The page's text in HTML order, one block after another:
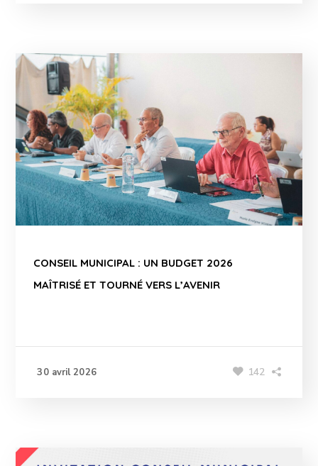
CONSEIL MUNICIPAL : UN BUDGET 2026
MAÎTRISÉ ET TOURNÉ VERS L’AVENIR
30 avril 2026 142